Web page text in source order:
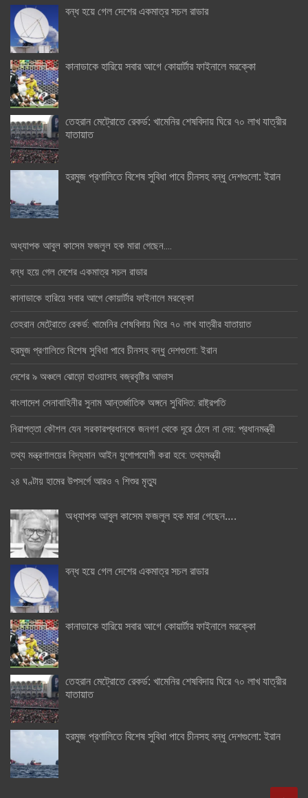
বন্ধ হয়ে গেল দেশের একমাত্র সচল রাডার
কানাডাকে হারিয়ে সবার আগে কোয়ার্টার ফাইনালে মরক্কো
তেহরান মেট্রোতে রেকর্ড: খামেনির শেষবিদায় ঘিরে ৭০ লাখ যাত্রীর
যাতায়াত
হরমুজ প্রণালিতে বিশেষ সুবিধা পাবে চীনসহ বন্ধু দেশগুলো: ইরান
অধ্যাপক আবুল কাসেম ফজলুল হক মারা গেছেন….
বন্ধ হয়ে গেল দেশের একমাত্র সচল রাডার
কানাডাকে হারিয়ে সবার আগে কোয়ার্টার ফাইনালে মরক্কো
তেহরান মেট্রোতে রেকর্ড: খামেনির শেষবিদায় ঘিরে ৭০ লাখ যাত্রীর যাতায়াত
হরমুজ প্রণালিতে বিশেষ সুবিধা পাবে চীনসহ বন্ধু দেশগুলো: ইরান
দেশের ৯ অঞ্চলে ঝোড়ো হাওয়াসহ বজ্রবৃষ্টির আভাস
বাংলাদেশ সেনাবাহিনীর সুনাম আন্তর্জাতিক অঙ্গনে সুবিদিত: রাষ্ট্রপতি
নিরাপত্তা কৌশল যেন সরকারপ্রধানকে জনগণ থেকে দূরে ঠেলে না দেয়: প্রধানমন্ত্রী
তথ্য মন্ত্রণালয়ের বিদ্যমান আইন যুগোপযোগী করা হবে: তথ্যমন্ত্রী
২৪ ঘণ্টায় হামের উপসর্গে আরও ৭ শিশুর মৃত্যু
অধ্যাপক আবুল কাসেম ফজলুল হক মারা গেছেন….
বন্ধ হয়ে গেল দেশের একমাত্র সচল রাডার
কানাডাকে হারিয়ে সবার আগে কোয়ার্টার ফাইনালে মরক্কো
তেহরান মেট্রোতে রেকর্ড: খামেনির শেষবিদায় ঘিরে ৭০ লাখ যাত্রীর
যাতায়াত
হরমুজ প্রণালিতে বিশেষ সুবিধা পাবে চীনসহ বন্ধু দেশগুলো: ইরান